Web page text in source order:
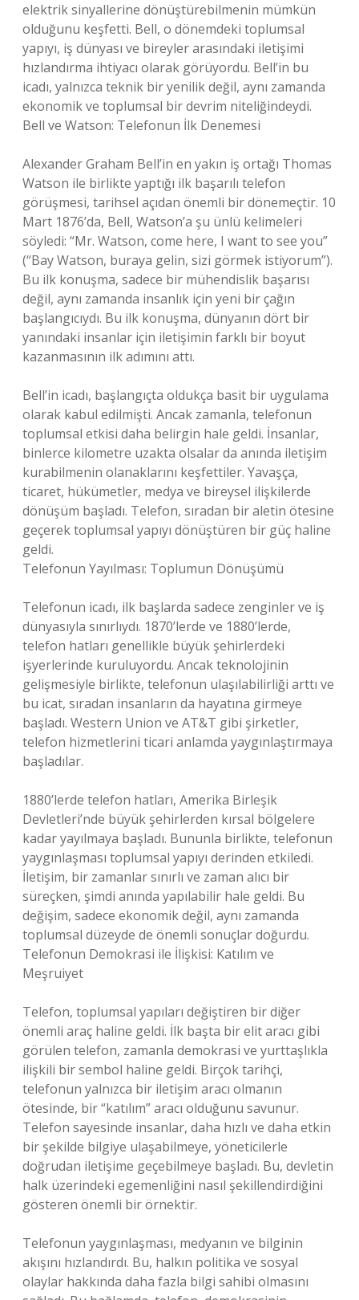
elektrik sinyallerine dönüştürebilmenin mümkün
olduğunu keşfetti. Bell, o dönemdeki toplumsal
yapıyı, iş dünyası ve bireyler arasındaki iletişimi
hızlandırma ihtiyacı olarak görüyordu. Bell’in bu
icadı, yalnızca teknik bir yenilik değil, aynı zamanda
ekonomik ve toplumsal bir devrim niteliğindeydi.
Bell ve Watson: Telefonun İlk Denemesi
Alexander Graham Bell’in en yakın iş ortağı Thomas
Watson ile birlikte yaptığı ilk başarılı telefon
görüşmesi, tarihsel açıdan önemli bir dönemeçtir. 10
Mart 1876’da, Bell, Watson’a şu ünlü kelimeleri
söyledi: “Mr. Watson, come here, I want to see you”
(“Bay Watson, buraya gelin, sizi görmek istiyorum”).
Bu ilk konuşma, sadece bir mühendislik başarısı
değil, aynı zamanda insanlık için yeni bir çağın
başlangıcıydı. Bu ilk konuşma, dünyanın dört bir
yanındaki insanlar için iletişimin farklı bir boyut
kazanmasının ilk adımını attı.
Bell’in icadı, başlangıçta oldukça basit bir uygulama
olarak kabul edilmişti. Ancak zamanla, telefonun
toplumsal etkisi daha belirgin hale geldi. İnsanlar,
binlerce kilometre uzakta olsalar da anında iletişim
kurabilmenin olanaklarını keşfettiler. Yavaşça,
ticaret, hükümetler, medya ve bireysel ilişkilerde
dönüşüm başladı. Telefon, sıradan bir aletin ötesine
geçerek toplumsal yapıyı dönüştüren bir güç haline
geldi.
Telefonun Yayılması: Toplumun Dönüşümü
Telefonun icadı, ilk başlarda sadece zenginler ve iş
dünyasıyla sınırlıydı. 1870’lerde ve 1880’lerde,
telefon hatları genellikle büyük şehirlerdeki
işyerlerinde kuruluyordu. Ancak teknolojinin
gelişmesiyle birlikte, telefonun ulaşılabilirliği arttı ve
bu icat, sıradan insanların da hayatına girmeye
başladı. Western Union ve AT&T gibi şirketler,
telefon hizmetlerini ticari anlamda yaygınlaştırmaya
başladılar.
1880’lerde telefon hatları, Amerika Birleşik
Devletleri’nde büyük şehirlerden kırsal bölgelere
kadar yayılmaya başladı. Bununla birlikte, telefonun
yaygınlaşması toplumsal yapıyı derinden etkiledi.
İletişim, bir zamanlar sınırlı ve zaman alıcı bir
süreçken, şimdi anında yapılabilir hale geldi. Bu
değişim, sadece ekonomik değil, aynı zamanda
toplumsal düzeyde de önemli sonuçlar doğurdu.
Telefonun Demokrasi ile İlişkisi: Katılım ve
Meşruiyet
Telefon, toplumsal yapıları değiştiren bir diğer
önemli araç haline geldi. İlk başta bir elit aracı gibi
görülen telefon, zamanla demokrasi ve yurttaşlıkla
ilişkili bir sembol haline geldi. Birçok tarihçi,
telefonun yalnızca bir iletişim aracı olmanın
ötesinde, bir “katılım” aracı olduğunu savunur.
Telefon sayesinde insanlar, daha hızlı ve daha etkin
bir şekilde bilgiye ulaşabilmeye, yöneticilerle
doğrudan iletişime geçebilmeye başladı. Bu, devletin
halk üzerindeki egemenliğini nasıl şekillendirdiğini
gösteren önemli bir örnektir.
Telefonun yaygınlaşması, medyanın ve bilginin
akışını hızlandırdı. Bu, halkın politika ve sosyal
olaylar hakkında daha fazla bilgi sahibi olmasını